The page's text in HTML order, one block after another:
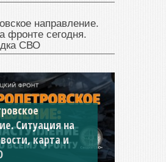
направление.
фронте сегодня.
СВО
Ситуация на
карта и